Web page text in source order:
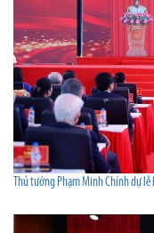
Thủ tướng Phạm Minh Chính dự